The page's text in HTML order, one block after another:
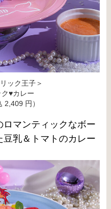
ック王子＞
♥カレー
2,409 円）
マンティックなボー
豆乳＆トマトのカレー